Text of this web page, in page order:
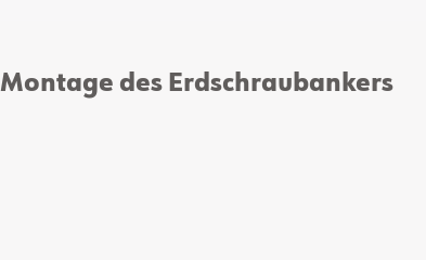
des Erdschraubankers